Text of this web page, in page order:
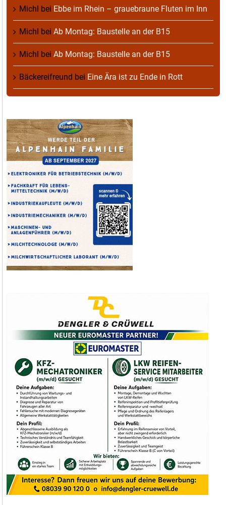
Michl bei Ebbe im Rhein – grauebraune Fluten im Inn
Michl bei Ab Montag: Baustelle an der B15
Michl bei Ab Montag: Baustelle an der B15
Bäckereifreund bei Eine Ära ist zu Ende in Rott